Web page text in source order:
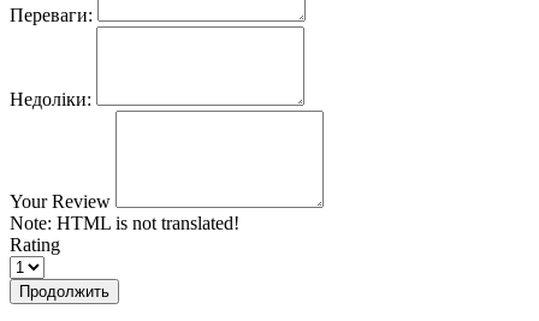
Переваги:
Недоліки:
Your Review
Note: HTML is not translated!
Rating
Продолжить